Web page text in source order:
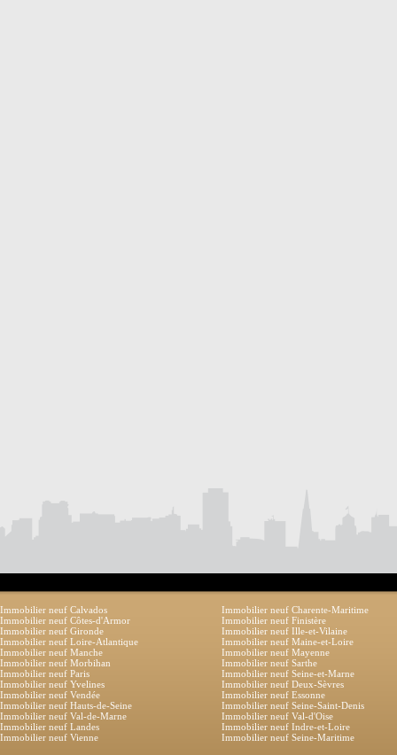
Immobilier neuf Calvados
Immobilier neuf Charente-Maritime
Immobilier neuf Côtes-d'Armor
Immobilier neuf Finistère
Immobilier neuf Gironde
Immobilier neuf Ille-et-Vilaine
Immobilier neuf Loire-Atlantique
Immobilier neuf Maine-et-Loire
Immobilier neuf Manche
Immobilier neuf Mayenne
Immobilier neuf Morbihan
Immobilier neuf Sarthe
Immobilier neuf Paris
Immobilier neuf Seine-et-Marne
Immobilier neuf Yvelines
Immobilier neuf Deux-Sèvres
Immobilier neuf Vendée
Immobilier neuf Essonne
Immobilier neuf Hauts-de-Seine
Immobilier neuf Seine-Saint-Denis
Immobilier neuf Val-de-Marne
Immobilier neuf Val-d'Oise
Immobilier neuf Landes
Immobilier neuf Indre-et-Loire
Immobilier neuf Vienne
Immobilier neuf Seine-Maritime